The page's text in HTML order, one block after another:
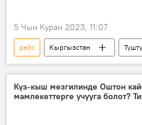
5 Чын Куран 2023, 11:07
рейс Кыргызстан
авиакаттам
"Манас" эл
Күз-кыш мезгилинде Оштон
мамлекеттерге учууга болот?